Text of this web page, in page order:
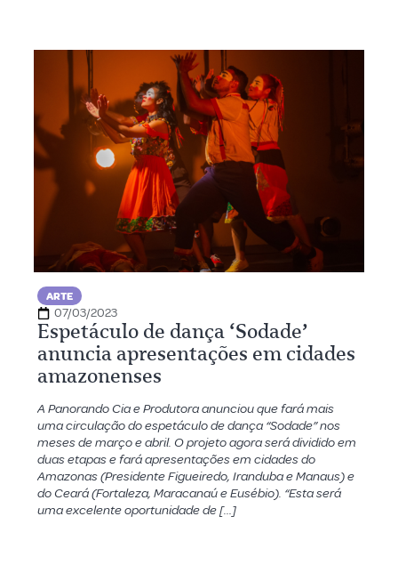
ARTE
07/03/2023
Espetáculo de dança ‘Sodade’
anuncia apresentações em cidades
amazonenses
A Panorando Cia e Produtora anunciou que fará mais
uma circulação do espetáculo de dança “Sodade” nos
meses de março e abril. O projeto agora será dividido em
duas etapas e fará apresentações em cidades do
Amazonas (Presidente Figueiredo, Iranduba e Manaus) e
do Ceará (Fortaleza, Maracanaú e Eusébio). “Esta será
uma excelente oportunidade de […]